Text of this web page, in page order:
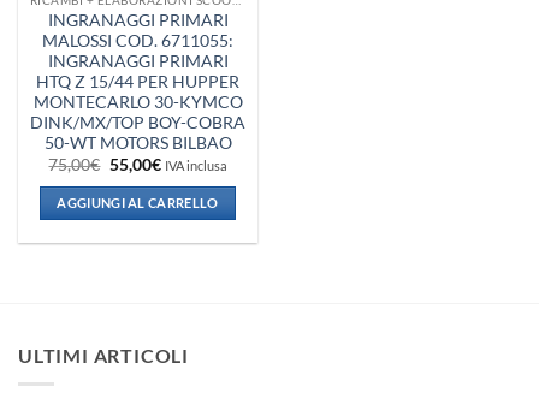
INGRANAGGI PRIMARI
MALOSSI COD. 6711055:
INGRANAGGI PRIMARI
HTQ Z 15/44 PER HUPPER
MONTECARLO 30-KYMCO
DINK/MX/TOP BOY-COBRA
50-WT MOTORS BILBAO
75,00€ Il
prezzo
originale
era:
75,00€.
55,00€Il
attuale
è:
55,00€.
IVA inclusa
AGGIUNGI AL CARRELLO
ULTIMI ARTICOLI